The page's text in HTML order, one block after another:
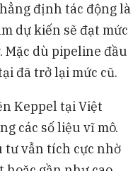
định tác động là
dự kiến sẽ đạt mức
dù pipeline đầu
đã trở lại mức cũ.
Keppel tại Việt
các số liệu vĩ mô.
tư vẫn tích cực nhờ